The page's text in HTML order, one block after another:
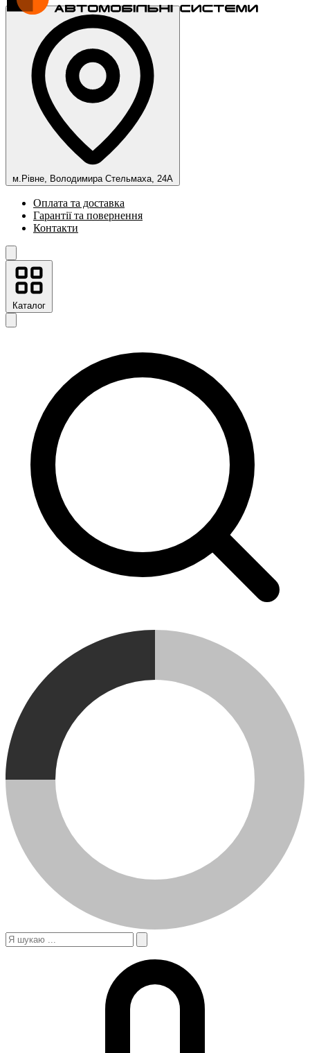
м.Рівне, Володимира Стельмаха, 24А
Оплата та доставка
Гарантії та повернення
Контакти
Каталог